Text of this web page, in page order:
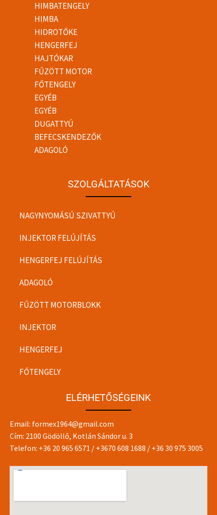
HIMBATENGELY
HIMBA
HIDROTŐKE
HENGERFEJ
HAJTÓKAR
FŰZÖTT MOTOR
FŐTENGELY
EGYÉB
EGYÉB
DUGATTYÚ
BEFECSKENDEZŐK
ADAGOLÓ
SZOLGÁLTATÁSOK
NAGYNYOMÁSÚ SZIVATTYÚ
INJEKTOR FELÚJÍTÁS
HENGERFEJ FELÚJÍTÁS
ADAGOLÓ
FŰZÖTT MOTORBLOKK
INJEKTOR
HENGERFEJ
FŐTENGELY
ELÉRHETŐSÉGEINK
Email: formex1964@gmail.com
Cím: 2100 Gödöllő, Kotlán Sándor u. 3
Telefon: +36 20 965 6571 / +3670 608 1688 / +36 30 975 3005